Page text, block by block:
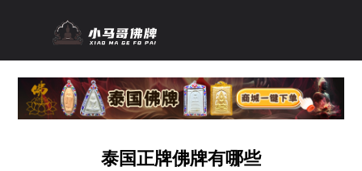
泰国正牌佛牌有哪些